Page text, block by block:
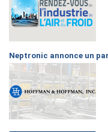
Neptronic annonce un